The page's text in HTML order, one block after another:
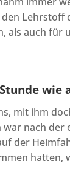
Lehrstoff
als auch für
wie
mit ihm
war nach
der
hatten,